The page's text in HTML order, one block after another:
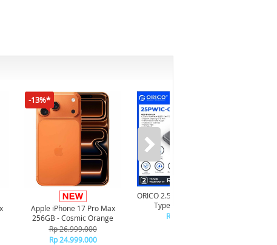
-13%*
Apple iPhone 17 Pro Max
256GB - Cosmic Orange
Rp 26.999.000
Rp 24.999.000
ORICO 2.5 inch USB3.1 Gen1
Type-C Hard Drive
Enclosure - 25PW1C-C3
Rp 130.000